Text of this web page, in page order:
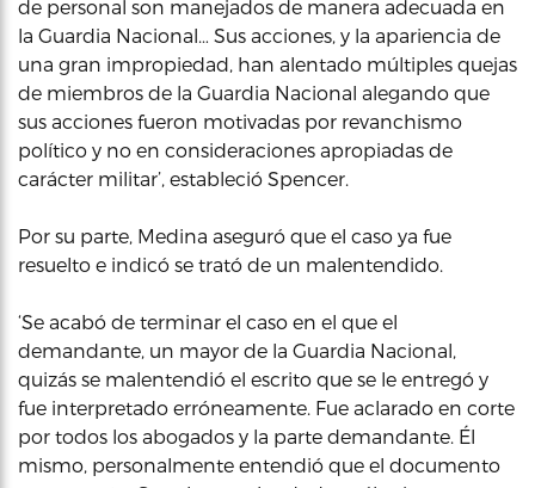
de personal son manejados de manera adecuada en
la Guardia Nacional… Sus acciones, y la apariencia de
una gran impropiedad, han alentado múltiples quejas
de miembros de la Guardia Nacional alegando que
sus acciones fueron motivadas por revanchismo
político y no en consideraciones apropiadas de
carácter militar’, estableció Spencer.
Por su parte, Medina aseguró que el caso ya fue
resuelto e indicó se trató de un malentendido.
‘Se acabó de terminar el caso en el que el
demandante, un mayor de la Guardia Nacional,
quizás se malentendió el escrito que se le entregó y
fue interpretado erróneamente. Fue aclarado en corte
por todos los abogados y la parte demandante. Él
mismo, personalmente entendió que el documento